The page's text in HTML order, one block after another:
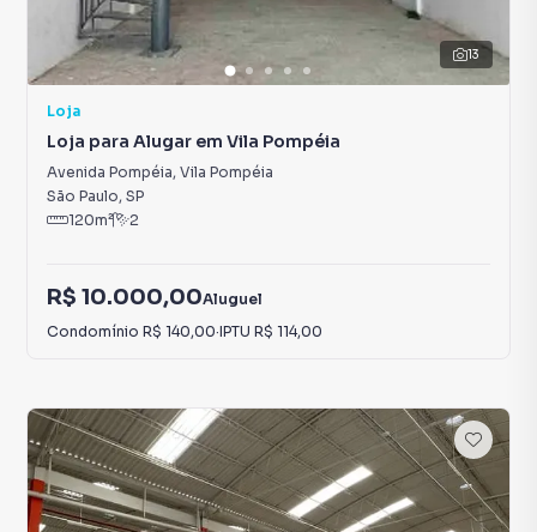
13
Loja
Loja para Alugar em Vila Pompéia
Avenida Pompéia, Vila Pompéia
São Paulo, SP
120m² 2
R$ 10.000,00Aluguel
Condomínio R$ 140,00·IPTU R$ 114,00